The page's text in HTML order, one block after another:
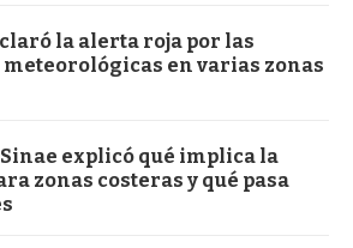
la alerta roja por las
en varias zonas
explicó qué implica la
zonas costeras y qué pasa